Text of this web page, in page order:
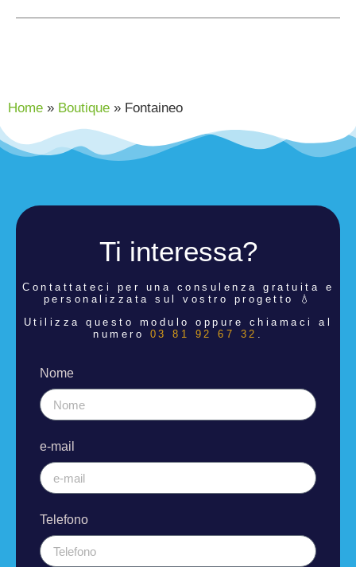
Home » Boutique » Fontaineo
Ti interessa?
Contattateci per una consulenza gratuita e
personalizzata sul vostro progetto 💧
Utilizza questo modulo oppure chiamaci al
numero 03 81 92 67 32 .
Nome
e-mail
Telefono